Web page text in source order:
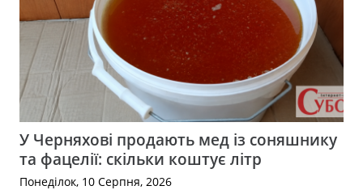
У Черняхові продають мед із соняшнику
та фацелії: скільки коштує літр
Понеділок, 10 Серпня, 2026